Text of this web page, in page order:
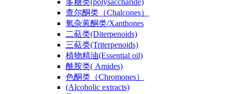
多糖类(polysaccharide)
查尔酮类（Chalcones）
氧杂蒽酮类/Xanthones
二萜类(Diterpenoids)
三萜类(Triterpenoids)
植物精油(Essential oil)
酰胺类( Amides)
色酮类（Chromones）
(Alcoholic extracts)